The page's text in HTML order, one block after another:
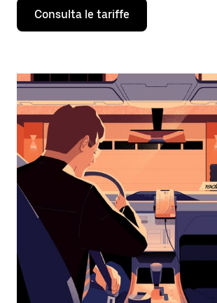
Utilizza
tasto
verso
basso
per
interagire
con
il
calendario
e
selezionare
una
data.
Utilizza
pulsante
Esc
per
chiudere
Consulta le tariffe